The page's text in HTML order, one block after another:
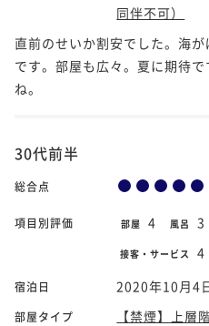
同伴不可）
直前のせいか割安でした。海
です。部屋も広々。夏に期待
ね。
30代前半
総合点
項目別評価 部屋 4 風呂 3
接客・サービス 4
宿泊日 2020年10月4
部屋タイプ
【禁煙】上層